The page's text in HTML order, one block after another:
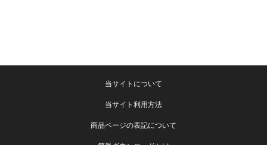
当サイトについて
当サイト利用方法
商品ページの表記について